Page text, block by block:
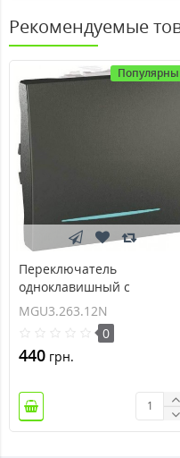
Рекомендуемые
Переключатель
одноклавишный с
индикационной
подсветкой Unica 16А
MGU3.263.12N
MGU3.263.12N
0
440 грн.